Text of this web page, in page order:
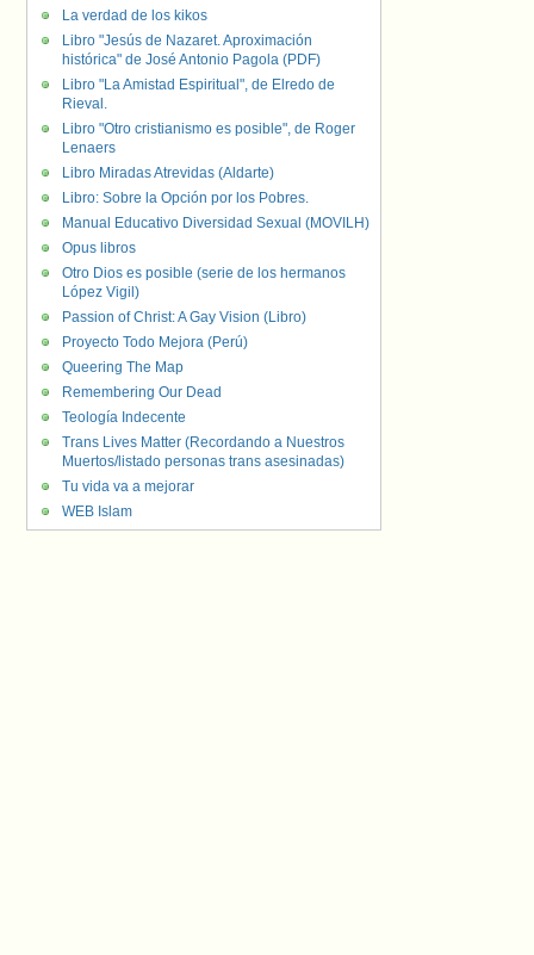
La verdad de los kikos
Libro "Jesús de Nazaret. Aproximación
histórica" de José Antonio Pagola (PDF)
Libro "La Amistad Espiritual", de Elredo de
Rieval.
Libro "Otro cristianismo es posible", de Roger
Lenaers
Libro Miradas Atrevidas (Aldarte)
Libro: Sobre la Opción por los Pobres.
Manual Educativo Diversidad Sexual (MOVILH)
Opus libros
Otro Dios es posible (serie de los hermanos
López Vigil)
Passion of Christ: A Gay Vision (Libro)
Proyecto Todo Mejora (Perú)
Queering The Map
Remembering Our Dead
Teología Indecente
Trans Lives Matter (Recordando a Nuestros
Muertos/listado personas trans asesinadas)
Tu vida va a mejorar
WEB Islam